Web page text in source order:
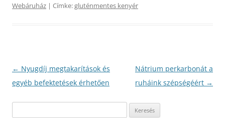
Webáruház | Címke:gluténmentes kenyér
Bejegyzés
navigáció
← Nyugdíj megtakarítások és
egyéb befektetések érhetően
Nátrium perkarbonát a
ruháink szépségéért →